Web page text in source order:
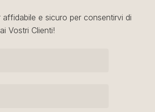
e sicuro per consentirvi di
Vostri Clienti!